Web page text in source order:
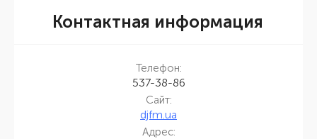
Контактная информация
Телефон:
537-38-86
Сайт:
djfm.ua
Адрес: